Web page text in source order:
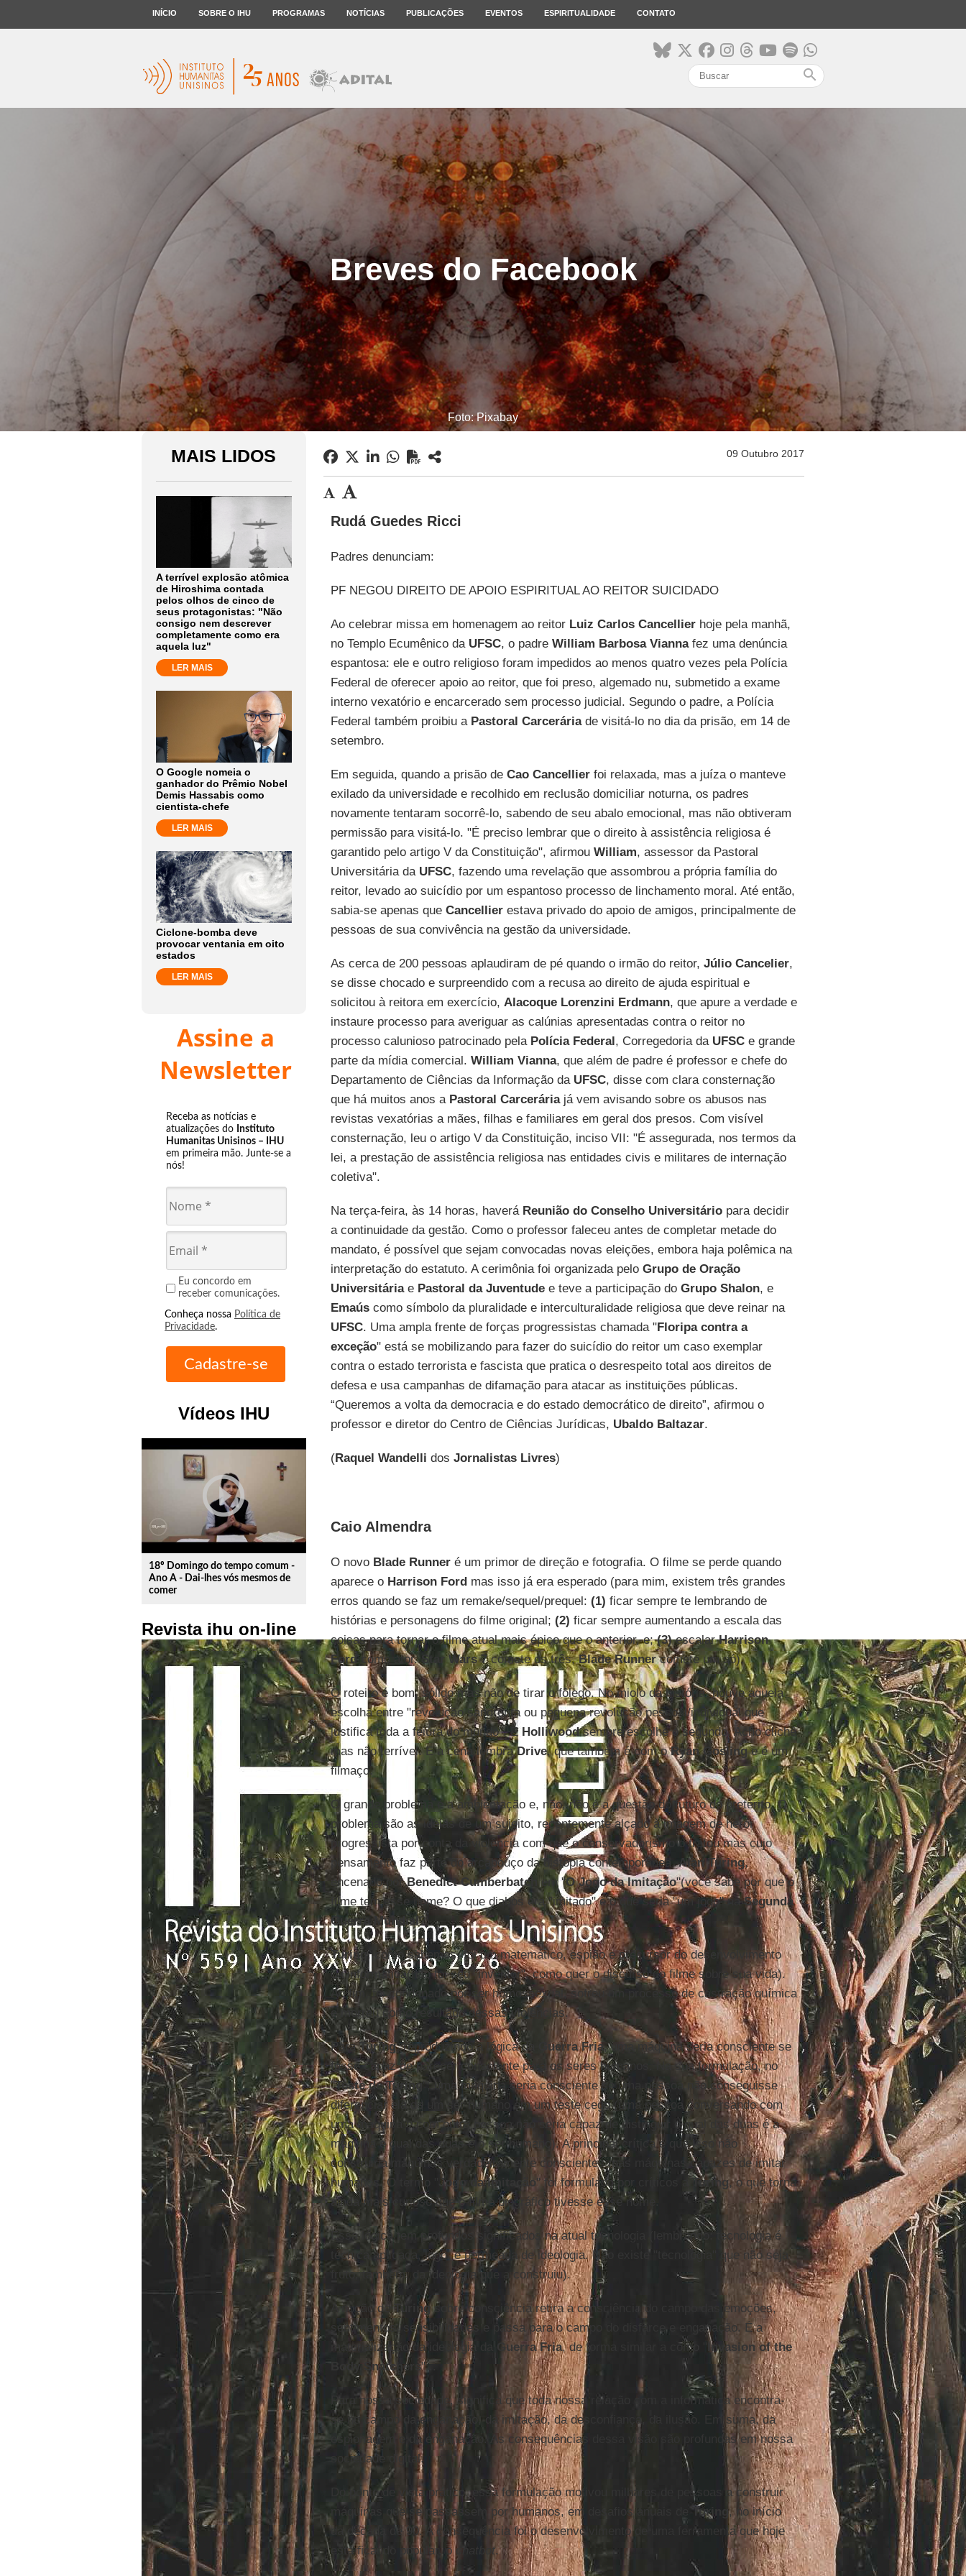
INÍCIO SOBRE O IHU PROGRAMAS NOTÍCIAS PUBLICAÇÕES EVENTOS ESPIRITUALIDADE CONTATO
search
Breves do Facebook
Foto: Pixabay
MAIS LIDOS
A terrível explosão atômica
de Hiroshima contada
pelos olhos de cinco de
seus protagonistas: "Não
consigo nem descrever
completamente como era
aquela luz"
LER MAIS
O Google nomeia o
ganhador do Prêmio Nobel
Demis Hassabis como
cientista-chefe
LER MAIS
Ciclone-bomba deve
provocar ventania em oito
estados
LER MAIS
Assine a
Newsletter
Receba as notícias e
atualizações do Instituto
Humanitas Unisinos – IHU
em primeira mão. Junte-se a
nós!
Eu concordo em
receber comunicações.
Conheça nossa Política de
Privacidade.
Vídeos IHU
play_circle_outline
18º Domingo do tempo comum -
Ano A - Dai-lhes vós mesmos de
comer
Revista ihu on-line
09 Outubro 2017
Rudá Guedes Ricci
Padres denunciam:
PF NEGOU DIREITO DE APOIO ESPIRITUAL AO REITOR SUICIDADO
Ao celebrar missa em homenagem ao reitor Luiz Carlos Cancellierhoje pela manhã,
no Templo Ecumênico da UFSC, o padre William Barbosa Viannafez uma denúncia
espantosa: ele e outro religioso foram impedidos ao menos quatro vezes pela Polícia
Federal de oferecer apoio ao reitor, que foi preso, algemado nu, submetido a exame
interno vexatório e encarcerado sem processo judicial. Segundo o padre, a Polícia
Federal também proibiu a Pastoral Carceráriade visitá-lo no dia da prisão, em 14 de
setembro.
Em seguida, quando a prisão de Cao Cancellierfoi relaxada, mas a juíza o manteve
exilado da universidade e recolhido em reclusão domiciliar noturna, os padres
novamente tentaram socorrê-lo, sabendo de seu abalo emocional, mas não obtiveram
permissão para visitá-lo. "É preciso lembrar que o direito à assistência religiosa é
garantido pelo artigo V da Constituição", afirmou William, assessor da Pastoral
Universitária da UFSC, fazendo uma revelação que assombrou a própria família do
reitor, levado ao suicídio por um espantoso processo de linchamento moral. Até então,
sabia-se apenas que Cancellierestava privado do apoio de amigos, principalmente de
pessoas de sua convivência na gestão da universidade.
As cerca de 200 pessoas aplaudiram de pé quando o irmão do reitor, Júlio Cancelier,
se disse chocado e surpreendido com a recusa ao direito de ajuda espiritual e
solicitou à reitora em exercício, Alacoque Lorenzini Erdmann, que apure a verdade e
instaure processo para averiguar as calúnias apresentadas contra o reitor no
processo calunioso patrocinado pela Polícia Federal, Corregedoria da UFSCe grande
parte da mídia comercial. William Vianna, que além de padre é professor e chefe do
Departamento de Ciências da Informação da UFSC, disse com clara consternação
que há muitos anos a Pastoral Carceráriajá vem avisando sobre os abusos nas
revistas vexatórias a mães, filhas e familiares em geral dos presos. Com visível
consternação, leu o artigo V da Constituição, inciso VII: "É assegurada, nos termos da
lei, a prestação de assistência religiosa nas entidades civis e militares de internação
coletiva".
Na terça-feira, às 14 horas, haverá Reunião do Conselho Universitáriopara decidir
a continuidade da gestão. Como o professor faleceu antes de completar metade do
mandato, é possível que sejam convocadas novas eleições, embora haja polêmica na
interpretação do estatuto. A cerimônia foi organizada pelo Grupo de Oração
Universitáriae Pastoral da Juventudee teve a participação do Grupo Shalon, e
Emaúscomo símbolo da pluralidade e interculturalidade religiosa que deve reinar na
UFSC. Uma ampla frente de forças progressistas chamada "Floripa contra a
exceção" está se mobilizando para fazer do suicídio do reitor um caso exemplar
contra o estado terrorista e fascista que pratica o desrespeito total aos direitos de
defesa e usa campanhas de difamação para atacar as instituições públicas.
“Queremos a volta da democracia e do estado democrático de direito”, afirmou o
professor e diretor do Centro de Ciências Jurídicas, Ubaldo Baltazar.
(Raquel Wandelli dos Jornalistas Livres)
Caio Almendra
O novo Blade Runneré um primor de direção e fotografia. O filme se perde quando
aparece o Harrison Fordmas isso já era esperado (para mim, existem três grandes
erros quando se faz um remake/sequel/prequel: (1) ficar sempre te lembrando de
histórias e personagens do filme original; (2) ficar sempre aumentando a escala das
coisas para tornar o filme atual mais épico que o anterior, e;(3)escalarHarrison
Fordcomo ator.Star Wars 7comete os três,Blade Runnercomete um só).
O roteiro é bom, sólido mas não de tirar o fôlego. No miolo da história, houve aquela
escolha entre "revolução sangrenta ou pequena revolução pessoal/individual que
justifica toda a feiúra do mundo". EHolliwoodsempre escolhe o segundo. Acho clichê
mas não terrível. E a cena lembraDrive, que também é com oRyan Goslinge é um
filmaço.
O grande problema é a ambientação e, não, não é a questão do futuro do pretérito. O
problema são as ideias de um sujeito, recentemente alçado à imagem de herói
progressista por conta da violência com que o conservadorismo o tratou mas cujo
pensamento faz parte do arcabouço da distopia contemporânea.Alan Turing,
encenado porBenedict Cumberbatch em "O Jogo da Imitação"(você sabe por que o
filme tem esse nome? O que diabos era "imitado" e o que seria "um jogo" naSegunda
Guerra Mundial?).
Turing, como sabemos, foi um matemático, espião e precursor do desenvolvimento
da informática(não foi seu "inventor", como quer o discurso do filme sobre sua vida).
Ao fim, foi condenado por ser homossexual, sofreu um processo de castração química
e morreu como resultado dessas violências.
ParaTuring, reproduzindo a lógica da Guerra Fria, uma máquina seria consciente se
fosse capaz de parecer consciente para os seres humanos. Na sua formulação, no
"Teste de Turing", uma máquina seria consciente se uma pessoa não conseguisse
diferenciar ela de um ser humano em um teste cego (uma pessoa conversando com
uma máquina e com outra pessoa não seria capaz de distinguir o qual das duas é a
máquina e qual das duas é o ser humano). A principal crítica é que isso não
construiria máquinas verdadeiramente conscientes mas máquinas capazes de imitar
humanos. O termo "
Jogo da Imitação" foi formulado por críticos aTuring, o que torna
ainda mais curioso que o filme biográfico tivesse esse nome.
Essa lógica tem profundos significados na atual tecnologia (lembrando: tecnologia é
técnica aplicada, logo, é permeada de ideologia. Não existe "tecnologia" que não seja
fruto, também, da ideologia que a construiu).
A noção de Turingsobre consciência retira a consciência do campo das emoções,
sentimentos, sensibilidades e passa para o campo do disfarce e enganação. É a
materialização da ideologia da
Guerra Fria, de forma similar a como "
Invasion of the
Body Snatchers"...
Para nossa sociedade, significa que toda nossa relação com a informática encontra-
se no campo da enganação, da imitação, da desconfiança, da ilusão. Em suma, da
espionagem e da enganação. As consequências dessa visão são profundas em nossa
sociedade digital.
Do ponto de vista prático, essa formulação motivou milhares de pessoas a construir
máquinas que se passassem por humanos, em desafios anuais deTuring , no início
da década de 90. A consequência foi o desenvolvimento de uma ferramenta que hoje
está ficando popular, ochatbot.